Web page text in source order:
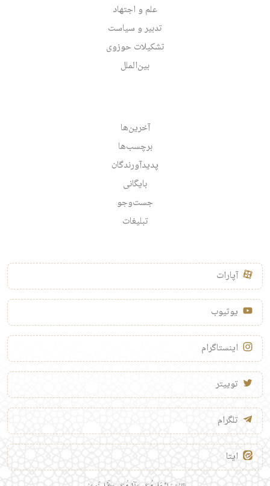
علم و اجتهاد
تدبیر و سیاست
تشکیلات حوزوی
بین‌الملل
آخرین‌ها
برچسب‌ها
پدیدآورندگان
بایگانی
جست‌وجو
تبلیغات
آپارات
یوتیوب
اینستاگرام
توییتر
تلگرام
ایتا